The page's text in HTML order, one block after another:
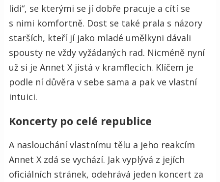
lidi“, se kterými se jí dobře pracuje a cítí se
s nimi komfortně. Dost se také prala s názory
starších, kteří jí jako mladé umělkyni dávali
spousty ne vždy vyžádaných rad. Nicméně nyní
už si je Annet X jistá v kramflecích. Klíčem je
podle ní důvěra v sebe sama a pak ve vlastní
intuici.
Koncerty po celé republice
A naslouchání vlastnímu tělu a jeho reakcím
Annet X zdá se vychází. Jak vyplývá z jejích
oficiálních stránek, odehrává jeden koncert za